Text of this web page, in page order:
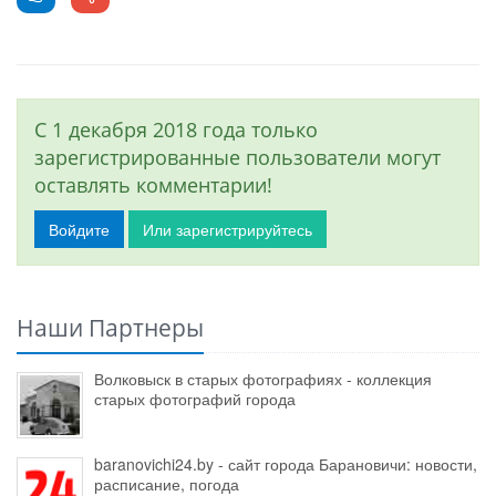
С 1 декабря 2018 года только
зарегистрированные пользователи могут
оставлять комментарии!
Войдите Или зарегистрируйтесь
Наши Партнеры
Волковыск в старых фотографиях - коллекция
старых фотографий города
baranovichi24.by - сайт города Барановичи: новости,
расписание, погода